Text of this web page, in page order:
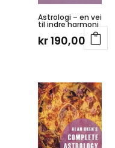
Astrologi – en vei
til indre harmoni
kr190,00